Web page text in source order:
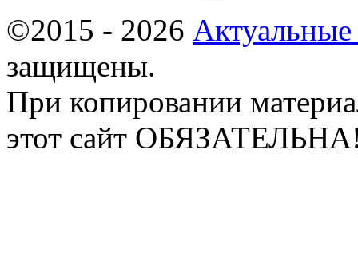
©2015 - 2026
защищены.
При копировании
этот сайт